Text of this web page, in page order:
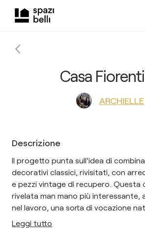
Casa
ARCHIELLE
Descrizione
Il progetto punta sull'idea di
decorativi classici, rivisitati, con
e pezzi vintage di recupero. Questa
rivelata man mano più interessante,
nel lavoro, una sorta di vocazione
Leggi tutto